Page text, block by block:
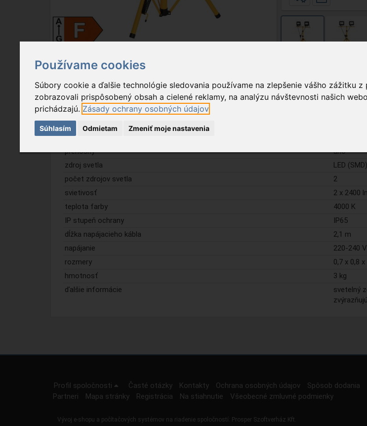
Používame cookies
Súbory cookie a ďalšie technológie sledovania používame na zlepšenie vášho zážitku
zobrazovali prispôsobený obsah a cielené reklamy, na analýzu návštevnosti našich
prichádzajú. Zásady ochrany osobných údajov
Súhlasím Odmietam Zmeniť moje nastavenia
Vlastnosť
farba
výkon
prenosný
áno
zdroj svetla
LED (SMD)
počet zdrojov svetla
2
svietivosť
2 x 2400
teplota farby
4000 K
IP stupeň ochrany
IP65
dĺžka napájacieho kábla
2,1 m
napájanie
220-240
rozmery
0,7 x 0,8
hmotnosť
3 kg
ďalšie informácie
svetelný
Profil spoločnosti Časté otázky Kontakty Ochrana osobných údajov
Spôsob dodania
Partneri
Mapa stránky Registrácia Na stiahnutie Všeobecné zmluvné podmienky
Vývoj e-shopu a počítačových systémov na riadenie spoločností: Prosper Szoftverház Kft.